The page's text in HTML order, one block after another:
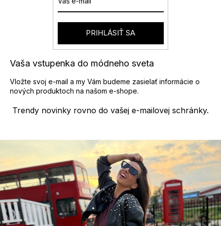
Trendy novinky rovno do vašej e-mailovej schránky.
Vaša vstupenka do módneho sveta
Vložte svoj e-mail a my Vám budeme zasielať informácie o
nových produktoch na našom e-shope.
PRIHLÁSIŤ SA